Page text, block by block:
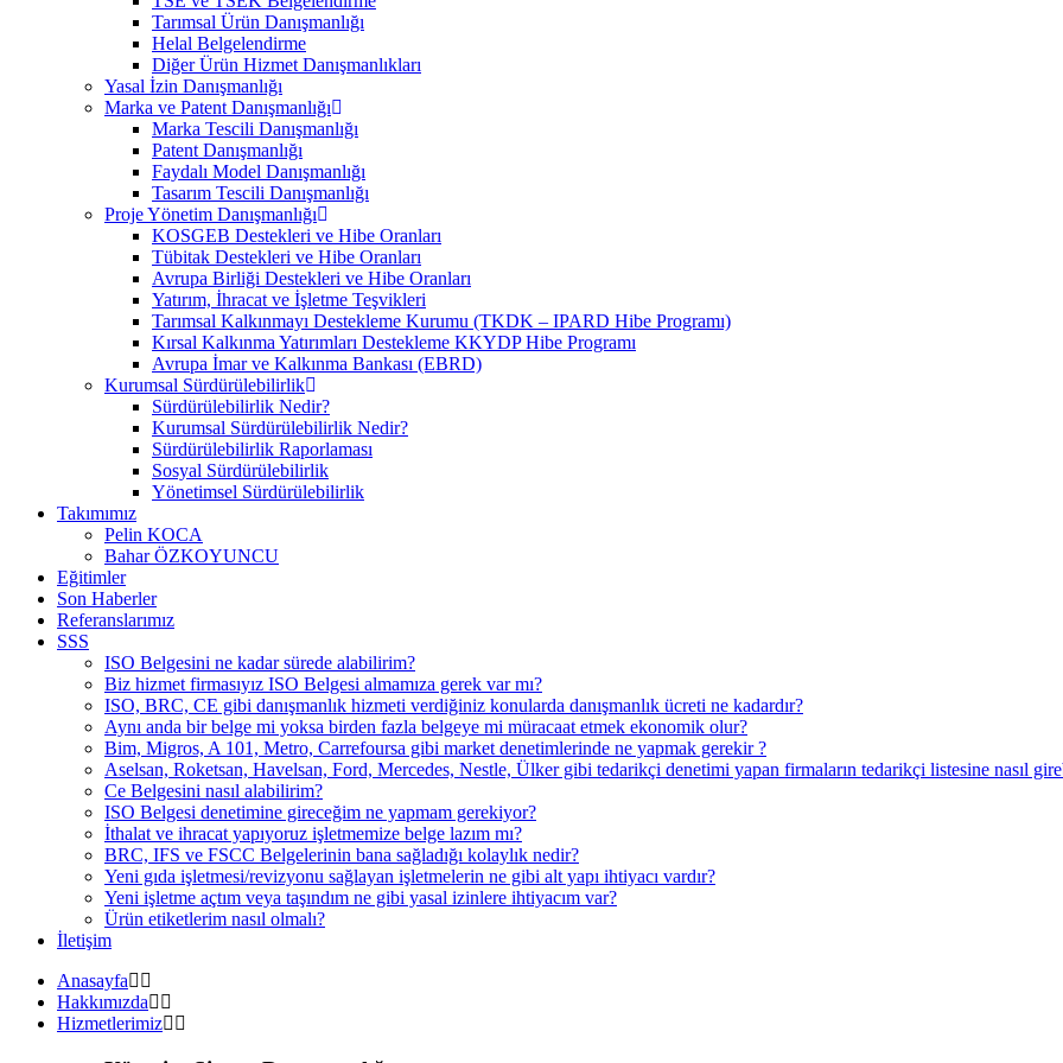
Tarımsal Ürün Danışmanlığı
Helal Belgelendirme
Diğer Ürün Hizmet Danışmanlıkları
Yasal İzin Danışmanlığı
Marka ve Patent Danışmanlığı
Marka Tescili Danışmanlığı
Patent Danışmanlığı
Faydalı Model Danışmanlığı
Tasarım Tescili Danışmanlığı
Proje Yönetim Danışmanlığı
KOSGEB Destekleri ve Hibe Oranları
Tübitak Destekleri ve Hibe Oranları
Avrupa Birliği Destekleri ve Hibe Oranları
Yatırım, İhracat ve İşletme Teşvikleri
Tarımsal Kalkınmayı Destekleme Kurumu (TKDK – IPARD Hibe Programı)
Kırsal Kalkınma Yatırımları Destekleme KKYDP Hibe Programı
Avrupa İmar ve Kalkınma Bankası (EBRD)
Kurumsal Sürdürülebilirlik
Sürdürülebilirlik Nedir?
Kurumsal Sürdürülebilirlik Nedir?
Sürdürülebilirlik Raporlaması
Sosyal Sürdürülebilirlik
Yönetimsel Sürdürülebilirlik
Takımımız
Pelin KOCA
Bahar ÖZKOYUNCU
Eğitimler
Son Haberler
Referanslarımız
SSS
ISO Belgesini ne kadar sürede alabilirim?
Biz hizmet firmasıyız ISO Belgesi almamıza gerek var mı?
ISO, BRC, CE gibi danışmanlık hizmeti verdiğiniz konularda danışmanlık ücreti ne kadardır?
Aynı anda bir belge mi yoksa birden fazla belgeye mi müracaat etmek ekonomik olur?
Bim, Migros, A 101, Metro, Carrefoursa gibi market denetimlerinde ne yapmak gerekir ?
Aselsan, Roketsan, Havelsan, Ford, Mercedes, Nestle, Ülker gibi tedarikçi denetimi yapan firmaların tedarikçi listesine nasıl
Ce Belgesini nasıl alabilirim?
ISO Belgesi denetimine gireceğim ne yapmam gerekiyor?
İthalat ve ihracat yapıyoruz işletmemize belge lazım mı?
BRC, IFS ve FSCC Belgelerinin bana sağladığı kolaylık nedir?
Yeni gıda işletmesi/revizyonu sağlayan işletmelerin ne gibi alt yapı ihtiyacı vardır?
Yeni işletme açtım veya taşındım ne gibi yasal izinlere ihtiyacım var?
Ürün etiketlerim nasıl olmalı?
İletişim
Anasayfa
Hakkımızda
Hizmetlerimiz